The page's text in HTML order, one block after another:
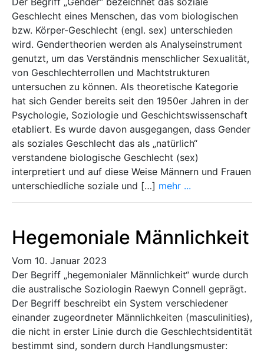
Geschlecht eines Menschen, das vom biologischen
bzw. Körper-Geschlecht (engl. sex) unterschieden
wird. Gendertheorien werden als Analyseinstrument
genutzt, um das Verständnis menschlicher Sexualität,
von Geschlechterrollen und Machtstrukturen
untersuchen zu können. Als theoretische Kategorie
hat sich Gender bereits seit den 1950er Jahren in der
Psychologie, Soziologie und Geschichtswissenschaft
etabliert. Es wurde davon ausgegangen, dass Gender
als soziales Geschlecht das als „natürlich“
verstandene biologische Geschlecht (sex)
interpretiert und auf diese Weise Männern und Frauen
unterschiedliche soziale und […] mehr ...
Hegemoniale Männlichkeit
Vom 10. Januar 2023
Der Begriff „hegemonialer Männlichkeit“ wurde durch
die australische Soziologin Raewyn Connell geprägt.
Der Begriff beschreibt ein System verschiedener
einander zugeordneter Männlichkeiten (masculinities),
die nicht in erster Linie durch die Geschlechtsidentität
bestimmt sind, sondern durch Handlungsmuster: